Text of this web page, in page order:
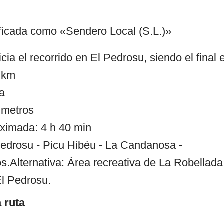
como «Sendero Local (S.L.)»
el recorrido en El Pedrosu, siendo el final
4 h 40 min
- Picu Hibéu - La Candanosa -
Área recreativa de La
Pedrosu.
ruta